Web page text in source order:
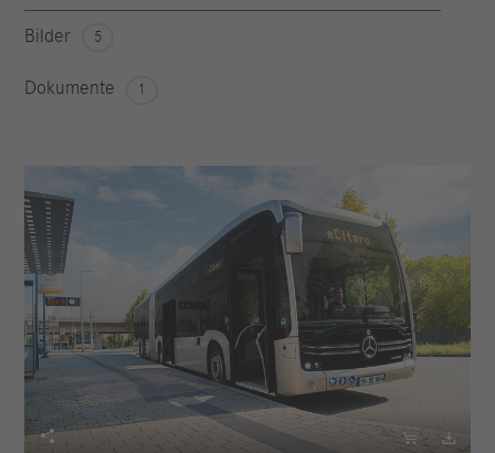
Bilder 5
Dokumente 1
  